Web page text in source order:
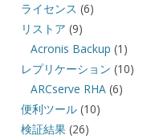
ライセンス (6)
リストア (9)
Acronis Backup (1)
レプリケーション (10)
ARCserve RHA (6)
便利ツール(10)
検証結果(26)